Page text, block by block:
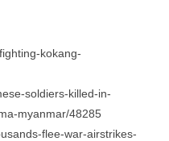
kokang-
soldiers-killed-in-
myanmar/48285
flee-war-airstrikes-